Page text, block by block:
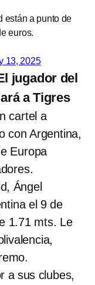
están a punto de
euros.
13, 2025
jugador del
a Tigres
cartel a
con Argentina,
Europa
Ángel
el 9 de
1.71 mts. Le
a sus clubes,